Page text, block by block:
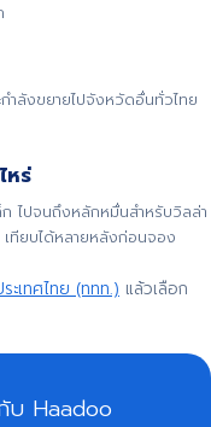
ำลังขยายไปจังหวัดอื่นทั่วไทย
หร่
ไปจนถึงหลักหมื่นสำหรับวิลล่า
ทียบได้หลายหลังก่อนจอง
ะเทศไทย (ททท.) แล้วเลือก
บ Haadoo